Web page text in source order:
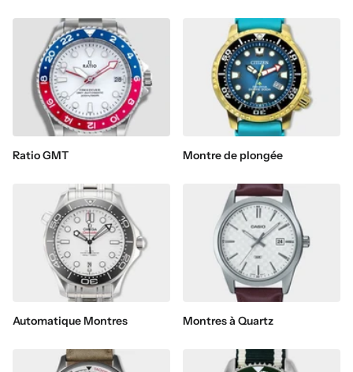
Ratio GMT Montre de plongée
Automatique Montres Montres à Quartz